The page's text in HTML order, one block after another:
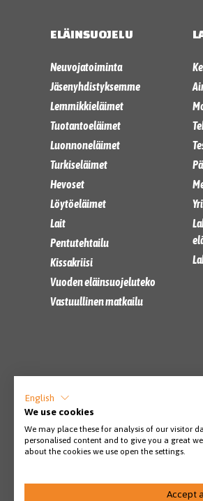
ELÄINSUOJELU
Neuvojatoiminta
Jäsenyhdistyksemme
Lemmikkieläimet
Tuotantoeläimet
Luonnoneläimet
Turkiseläimet
Hevoset
Löytöeläimet
Lait
Pentutehtailu
Kissakriisi
Vuoden eläinsuojeluteko
Vastuullinen matkailu
English
We use cookies
We may place these for analysis of our visitor
personalised content and to give you a great
about the cookies we use open the settings.
Accept